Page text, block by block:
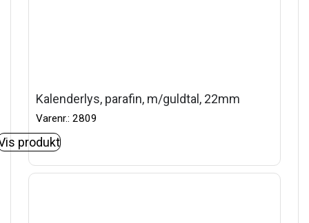
Kalenderlys, parafin, m/guldtal, 22mm
Varenr.: 2809
produkt